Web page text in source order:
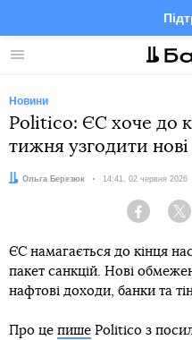
Меню
Новини
Politico: ЄС хоче до
тижня узгодити нові
Автор:
Ольга Березюк Дата:
14:41, 02 червня 2026
Facebook
ЄС намагається до кінця
пакет санкцій. Нові
нафтові доходи, банки та
Про це пише Politico з